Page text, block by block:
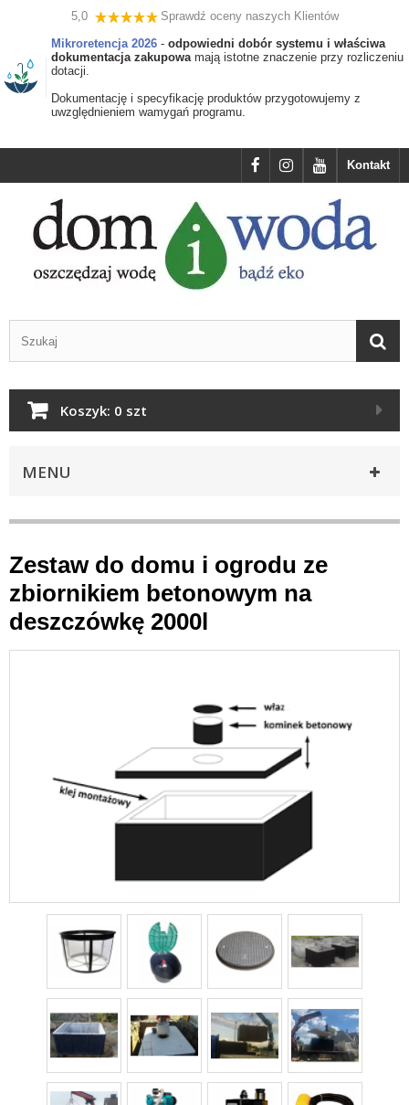
5,0
Sprawdź oceny naszych Klientów
Mikroretencja 2026 - odpowiedni dobór systemu i właściwa
dokumentacja zakupowamają istotne znaczenie przy rozliczeniu
dotacji.
Dokumentację i specyfikację produktów przygotowujemy z
uwzględnieniem wamygań programu.
Kontakt
Koszyk: 0 szt
MENU
Zestaw do domu i ogrodu ze
zbiornikiem betonowym na
deszczówkę 2000l